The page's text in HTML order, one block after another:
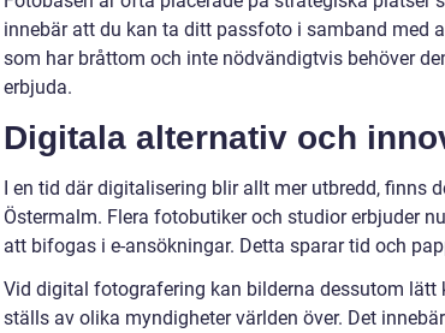
innebär att du kan ta ditt passfoto i samband med
som har bråttom och inte nödvändigtvis behöver
erbjuda.
Digitala alternativ och
I en tid där digitalisering blir allt mer utbredd,
Östermalm. Flera fotobutiker och studior erbjuder
att bifogas i e-ansökningar. Detta sparar tid och
Vid digital fotografering kan bilderna dessutom
ställs av olika myndigheter världen över. Det